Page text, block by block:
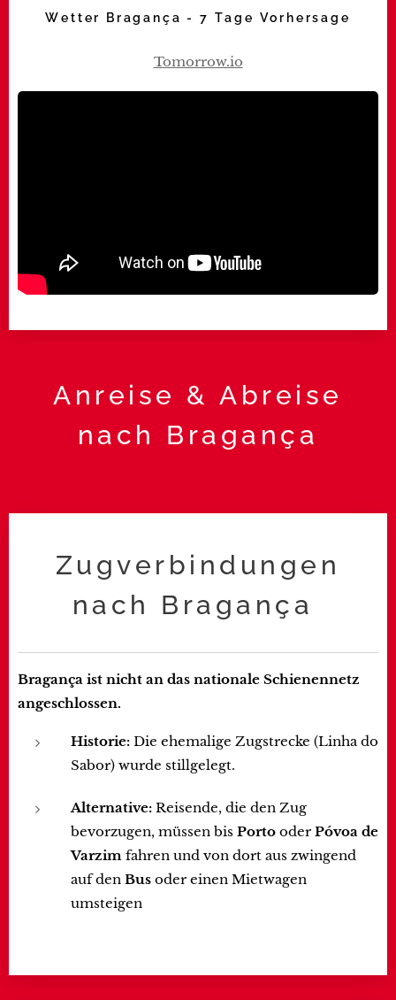
Wetter Bragança - 7 Tage Vorhersage
Anreise & Abreise
nach Bragança
Zugverbindungen
nach Bragança
Bragança ist nicht an das nationale Schienennetz
angeschlossen.
Historie: Die ehemalige Zugstrecke (Linha do
Sabor) wurde stillgelegt.
Alternative: Reisende, die den Zug
bevorzugen, müssen bis Porto oder Póvoa de
Varzim fahren und von dort aus zwingend
auf den Bus oder einen Mietwagen
umsteigen